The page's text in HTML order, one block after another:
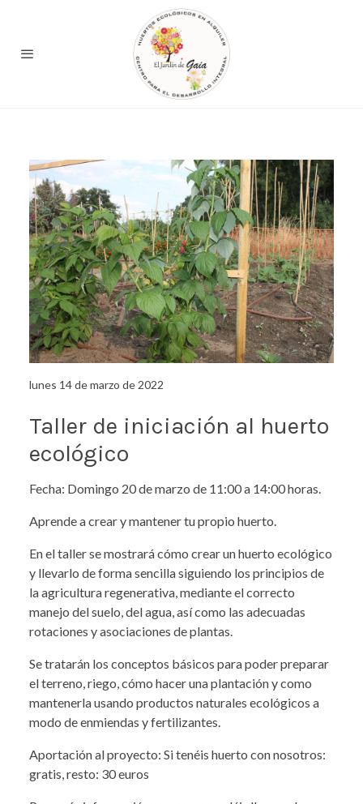
lunes 14 de marzo de 2022
Taller de iniciación al huerto
ecológico
Fecha: Domingo 20 de marzo de 11:00 a 14:00 horas.
Aprende a crear y mantener tu propio huerto.
En el taller se mostrará cómo crear un huerto ecológico
y llevarlo de forma sencilla siguiendo los principios de
la agricultura regenerativa, mediante el correcto
manejo del suelo, del agua, así como las adecuadas
rotaciones y asociaciones de plantas.
Se tratarán los conceptos básicos para poder preparar
el terreno, riego, cómo hacer una plantación y como
mantenerla usando productos naturales ecológicos a
modo de enmiendas y fertilizantes.
Aportación al proyecto: Si tenéis huerto con nosotros:
gratis, resto: 30 euros